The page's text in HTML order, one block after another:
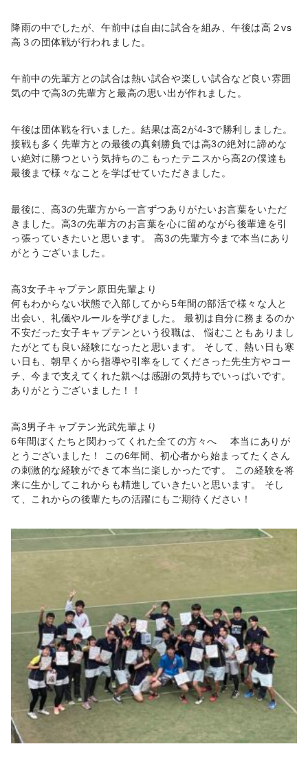
降雨の中でしたが、午前中は自由に試合を組み、午後は高２vs
高３の団体戦が行われました。
午前中の先輩方との試合は熱い試合や楽しい試合など良い雰囲
気の中で高3の先輩方と最高の思い出が作れました。
午後は団体戦を行いました。結果は高2が4-3で勝利しました。
接戦も多く先輩方との最後の真剣勝負では高3の絶対に諦めな
い絶対に勝つという気持ちのこもったテニスから高2の僕達も
最後まで様々なことを学ばせていただきました。
最後に、高3の先輩方から一言ずつありがたいお言葉をいただ
きました。高3の先輩方のお言葉を心に留めながら後輩達を引
っ張っていきたいと思います。 高3の先輩方今まで本当にあり
がとうございました。
高3女子キャプテン原田先輩より
何もわからない状態で入部してから5年間の部活で様々な人と
出会い、礼儀やルールを学びました。 最初は自分に務まるのか
不安だった女子キャプテンという役職は、 悩むこともありまし
たがとても良い経験になったと思います。 そして、熱い日も寒
い日も、朝早くから指導や引率をしてくださった先生方やコー
チ、今まで支えてくれた親へは感謝の気持ちでいっぱいです。
ありがとうございました！！
高3男子キャプテン光武先輩より
6年間ぼくたちと関わってくれた全ての方々へ 本当にありが
とうございました！ この6年間、初心者から始まってたくさん
の刺激的な経験ができて本当に楽しかったです。 この経験を将
来に生かしてこれからも精進していきたいと思います。 そし
て、これからの後輩たちの活躍にもご期待ください！